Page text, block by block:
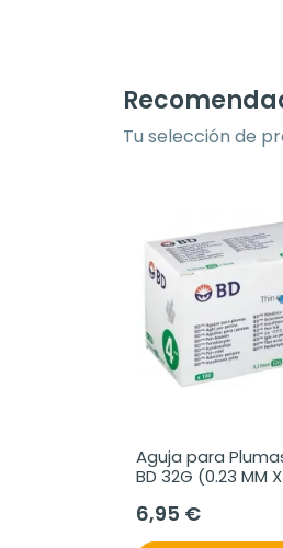
Tu selección de
Aguja para
BD 32G (0.23 MM
6,95 €